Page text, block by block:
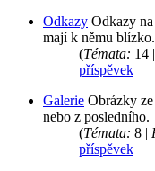
Odkazy Odkazy
mají k němu blízko.
(Témata: 14 |
příspěvek
Galerie Obrázky
nebo z posledního.
(Témata: 8 |
příspěvek